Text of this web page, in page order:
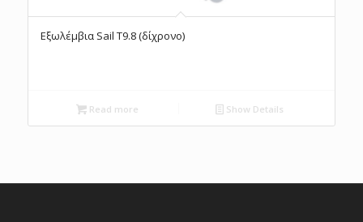
Εξωλέμβια Sail Τ9.8 (δίχρονο)
Read more Show Details